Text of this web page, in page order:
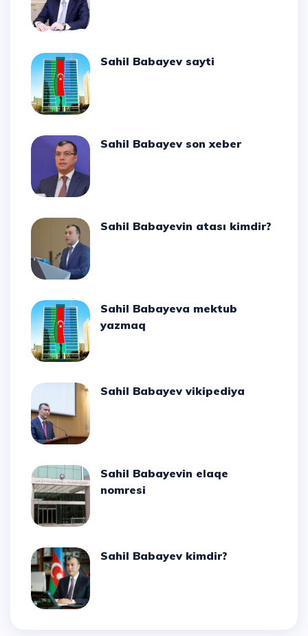
Sahil Babayev sayti
Sahil Babayev son xeber
Sahil Babayevin atası kimdir?
Sahil Babayeva mektub
yazmaq
Sahil Babayev vikipediya
Sahil Babayevin elaqe
nomresi
Sahil Babayev kimdir?